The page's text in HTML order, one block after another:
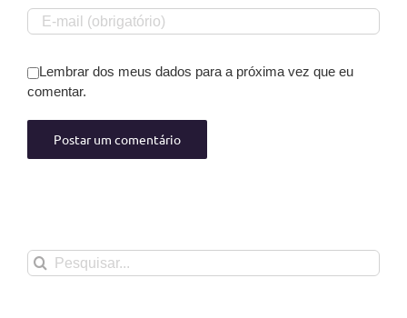
Lembrar dos meus dados para a próxima vez que eu
comentar.
Buscar
resultados